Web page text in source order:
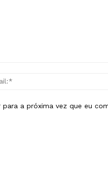
a próxima vez que eu